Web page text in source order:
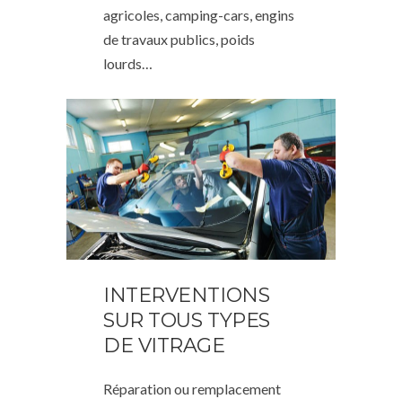
agricoles, camping-cars, engins
de travaux publics, poids
lourds…
INTERVENTIONS
SUR TOUS TYPES
DE VITRAGE
Réparation ou remplacement